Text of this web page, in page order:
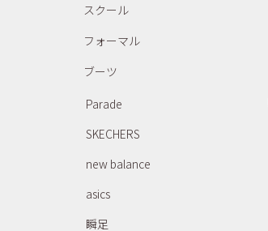
スクール
フォーマル
ブーツ
Parade
SKECHERS
new balance
asics
瞬足